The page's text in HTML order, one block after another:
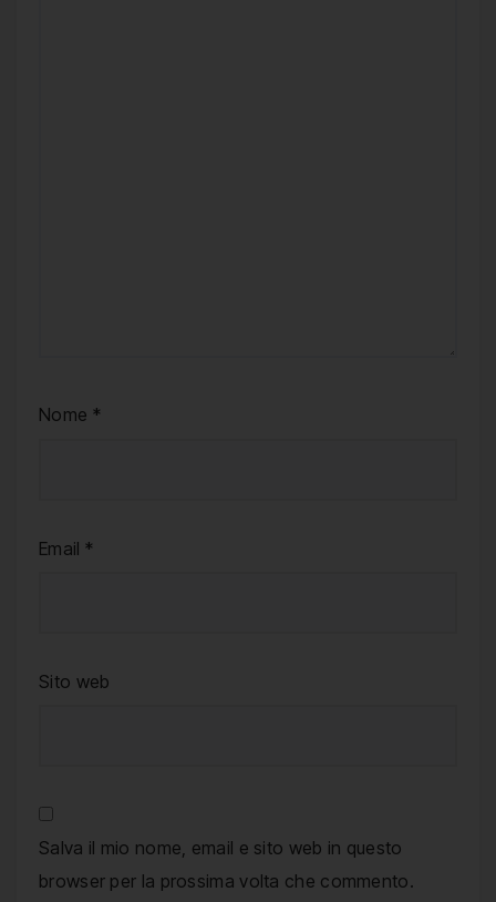
Nome *
Email *
Sito web
Salva il mio nome, email e sito web in questo
browser per la prossima volta che commento.